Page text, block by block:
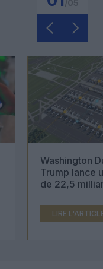
Washington
Trump lance
de 22,5
LIRE